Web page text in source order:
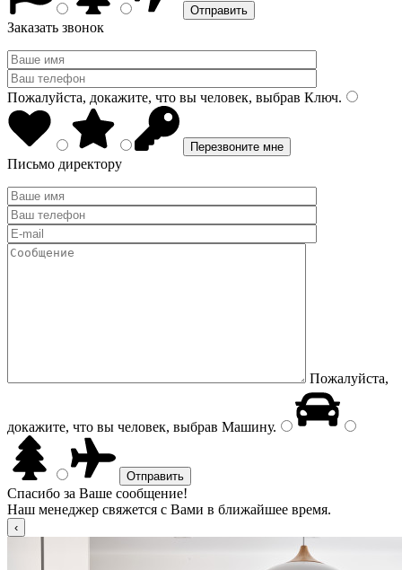
Заказать звонок
Пожалуйста, докажите, что вы человек, выбрав Ключ.
Письмо директору
Пожалуйста,
докажите, что вы человек, выбрав Машину.
Спасибо за Ваше сообщение!
Наш менеджер свяжется с Вами в ближайшее время.